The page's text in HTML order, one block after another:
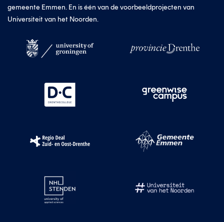
gemeente Emmen. En is één van de voorbeeldprojecten van
Universiteit van het Noorden.